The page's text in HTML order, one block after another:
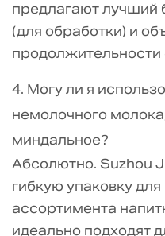
предлагают лучший
(для обработки) и
4. Могу ли я
немолочного
миндальное?
Абсолютно. Suzhou
гибкую упаковку
ассортимента
идеально подходят